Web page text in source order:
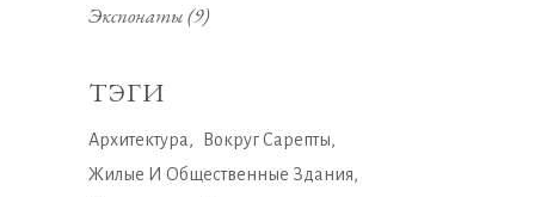
Экспонаты(9)
ТЭГИ
Архитектура
Вокруг Сарепты
Жилые И Общественные Здания